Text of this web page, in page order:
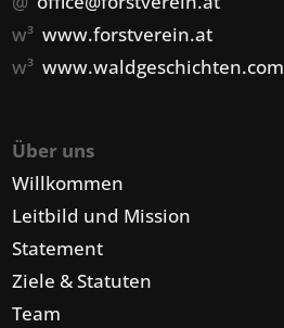
w³www.forstverein.at
w³www.waldgeschichten.com
Über uns
Willkommen
Leitbild und Mission
Statement
Ziele & Statuten
Team